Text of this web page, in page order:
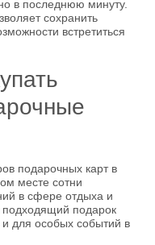
в последнюю минуту.
сохранить
встретиться
подарочных карт в
месте сотни
в сфере отдыха и
подходящий подарок
и для особых событий в